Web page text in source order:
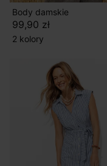
Body damskie
99,90 zł
2 kolory